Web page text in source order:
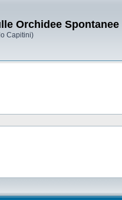
Orchidee Spontanee
Capitini)